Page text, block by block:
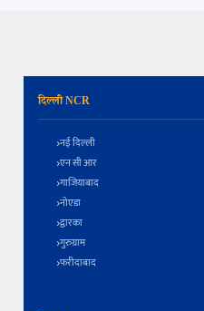
दिल्ली NCR
नई दिल्ली
एन सी आर
गाजियाबाद
नोएडा
द्वारका
गुरुग्राम
फरीदाबाद